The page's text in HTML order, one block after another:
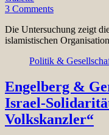
3 Comments
Die Untersuchung zeigt
islamistischen
Politik &
Engelberg &
Israel-
Volkskanzler“